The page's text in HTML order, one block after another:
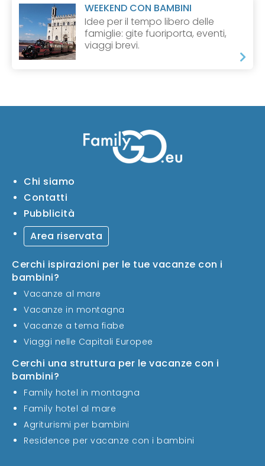
WEEKEND CON BAMBINI
Idee per il tempo libero delle
famiglie: gite fuoriporta, eventi,
viaggi brevi.
Chi siamo
Contatti
Pubblicità
Area riservata
Cerchi ispirazioni per le tue vacanze con i
bambini?
Vacanze al mare
Vacanze in montagna
Vacanze a tema fiabe
Viaggi nelle Capitali Europee
Cerchi una struttura per le vacanze con i
bambini?
Family hotel in montagna
Family hotel al mare
Agriturismi per bambini
Residence per vacanze con i bambini